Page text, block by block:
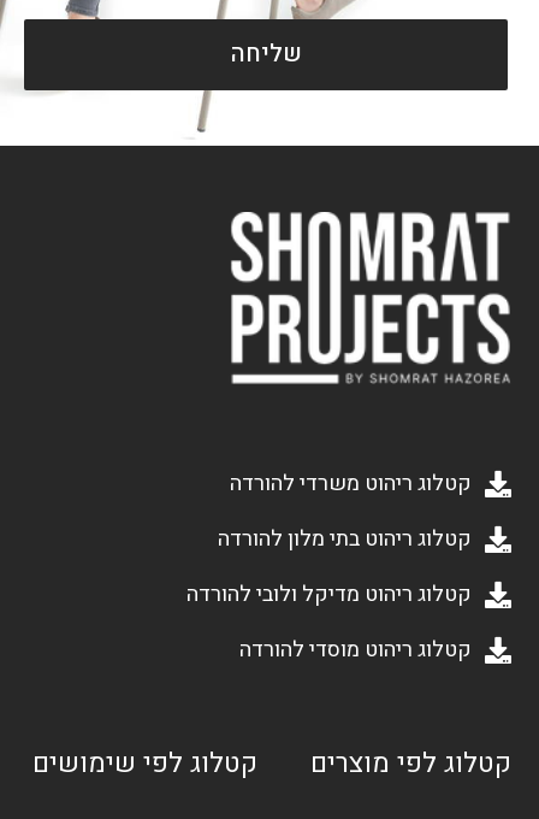
שליחה
קטלוג ריהוט משרדי להורדה
קטלוג ריהוט בתי מלון להורדה
קטלוג ריהוט מדיקל ולובי להורדה
קטלוג ריהוט מוסדי להורדה
קטלוג לפי מוצרים קטלוג לפי שימושים